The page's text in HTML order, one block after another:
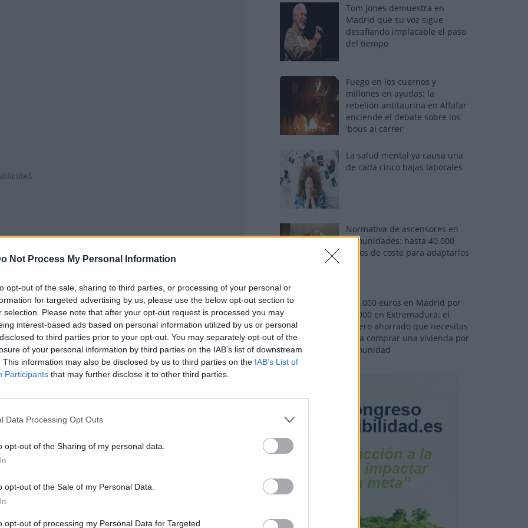
Not Process My Personal Information
opt-out of the sale, sharing to third parties, or processing of your personal or
for targeted advertising by us, please use the below opt-out section to
selection. Please note that after your opt-out request is processed you may
interest-based ads based on personal information utilized by us or personal
to third parties prior to your opt-out. You may separately opt-out of the
of your personal information by third parties on the IAB’s list of downstream
This information may also be disclosed by us to third parties on the IAB’s List of
Participants that may further disclose it to other third parties.
Data Processing Opt Outs
opt-out of the Sharing of my personal data.
opt-out of the Sale of my Personal Data.
opt-out of processing my Personal Data for Targeted
Pool, la cual cuenta con una gran
respecta a la construcción y rehabilitación
de desarrollos a sus clientes, entre los cuales
elevadas con cristal y semielevadas.
un
presupuesto piscina
piscinas
Tom Jones demuestra en
Madrid que su voz sigue
desafiando implacable el paso
del tiempo
Fuego en los cuernos y
millones en ayudas: la
rebelión antitaurina en Alfafar
enciende el debate sobre los
'bous al carrer'
La salud mental ya causa una
de cada cinco bajas laborales
Normativa de ascensores en
comunidades: hasta 40.000
euros de coste para adaptarlos
110.000 euros en Madrid por
31.000 en Extremadura: el
dinero ahorrado que necesitas
para comprar una vivienda por
comunidad